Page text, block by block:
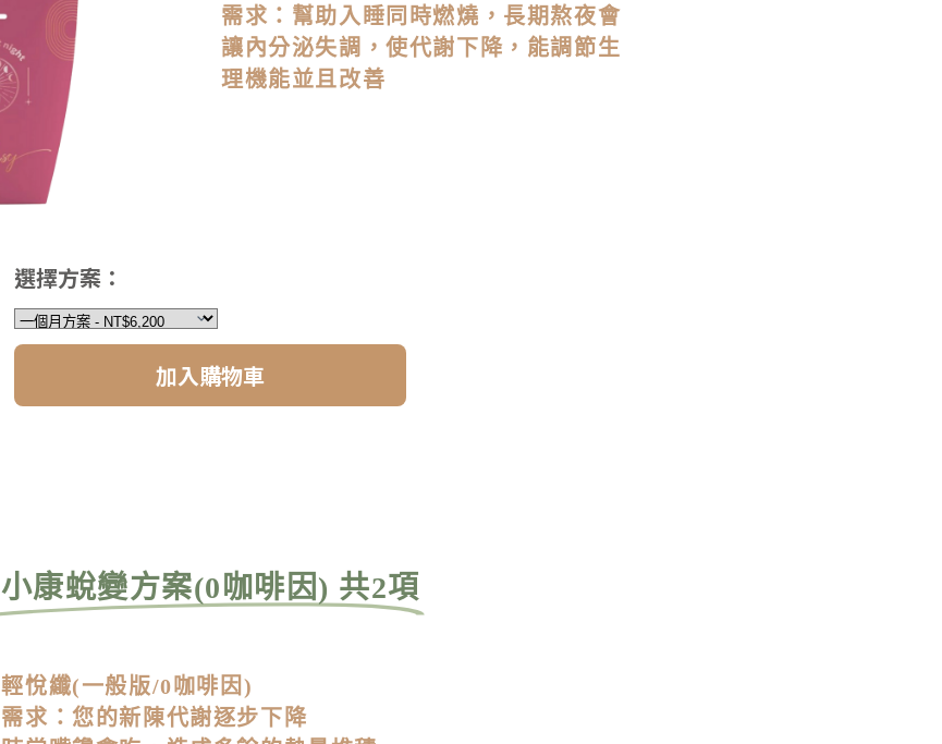
需求：幫助入睡同時燃燒，長期熬夜會
讓內分泌失調，使代謝下降，能調節生
理機能並且改善
選擇方案：
加入購物車
小康蛻變方案(0咖啡因) 共2項
輕悅纖(一般版/0咖啡因)
需求：您的新陳代謝逐步下降